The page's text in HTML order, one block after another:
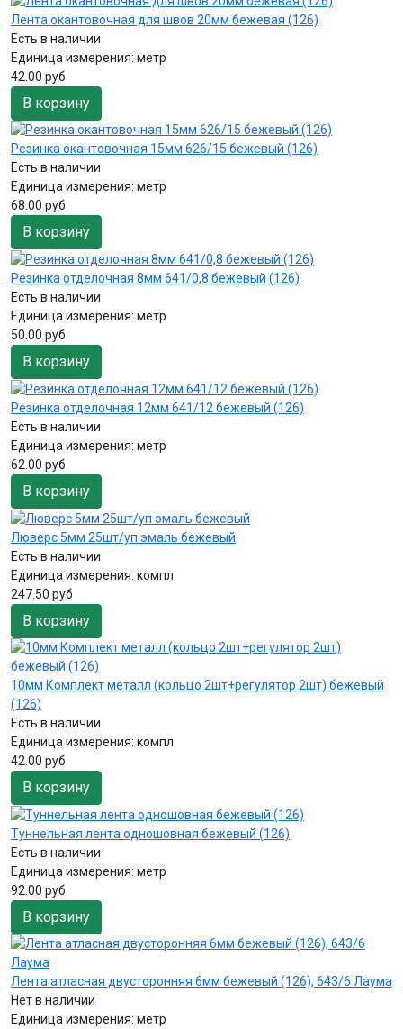
Лента окантовочная для швов 20мм бежевая (126)
Есть в наличии
Единица измерения: метр
42.00 руб
В корзину
Резинка окантовочная 15мм 626/15 бежевый (126)
Есть в наличии
Единица измерения: метр
68.00 руб
В корзину
Резинка отделочная 8мм 641/0,8 бежевый (126)
Есть в наличии
Единица измерения: метр
50.00 руб
В корзину
Резинка отделочная 12мм 641/12 бежевый (126)
Есть в наличии
Единица измерения: метр
62.00 руб
В корзину
Люверс 5мм 25шт/уп эмаль бежевый
Есть в наличии
Единица измерения: компл
247.50 руб
В корзину
10мм Комплект металл (кольцо 2шт+регулятор 2шт) бежевый
(126)
Есть в наличии
Единица измерения: компл
42.00 руб
В корзину
Туннельная лента одношовная бежевый (126)
Есть в наличии
Единица измерения: метр
92.00 руб
В корзину
Лента атласная двусторонняя 6мм бежевый (126), 643/6 Лаума
Нет в наличии
Единица измерения: метр